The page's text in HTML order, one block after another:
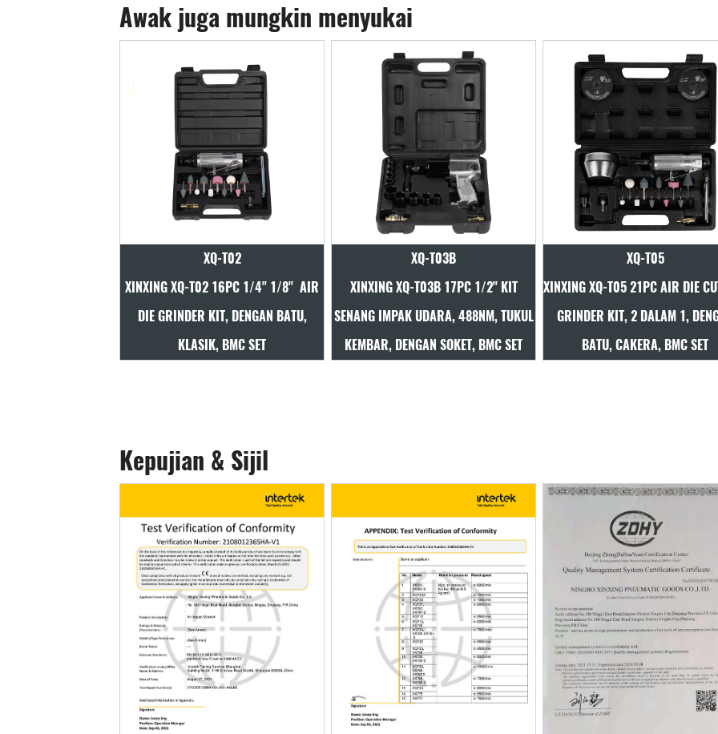
Awak juga mungkin menyukai
XQ-T03B
XINXING XQ-T03B 17PC 1/2" KIT
SENANG IMPAK UDARA, 488NM, TUKUL
KEMBAR, DENGAN SOKET, BMC SET
XQ-T05
XINXING XQ-T05 21PC AIR DIE CUTTER-
GRINDER KIT, 2 DALAM 1, DENGAN
BATU, CAKERA, BMC SET
XQ-T22
XINXING XQ-T22 10PC
TUKUL KIT, DENGAN SPRING,
PAHAT PANJANG, BMC SET
Kepujian & Sijil